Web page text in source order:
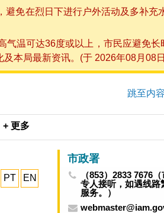
免在烈日下进行户外活动及多补充
温可达36度或以上，市民应避免长
本局最新资讯。(于 2026年08月08
跳至内容
+ 更多
PT EN
市政署
（853）2833 7676
专人接听，如遇线路
服务。）